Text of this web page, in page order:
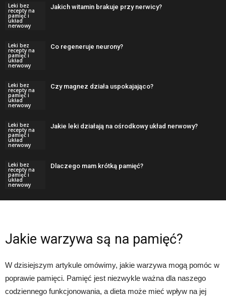
Leki bez
recepty na
pamięć i
układ
nerwowy
Jakich witamin brakuje przy nerwicy?
Leki bez
recepty na
pamięć i
układ
nerwowy
Co regeneruje neurony?
Leki bez
recepty na
pamięć i
układ
nerwowy
Czy magnez działa uspokajająco?
Leki bez
recepty na
pamięć i
układ
nerwowy
Jakie leki działają na ośrodkowy układ nerwowy?
Leki bez
recepty na
pamięć i
układ
nerwowy
Dlaczego mam krótką pamięć?
Jakie warzywa są na pamięć?
W dzisiejszym artykule omówimy, jakie warzywa mogą pomóc w
poprawie pamięci. Pamięć jest niezwykle ważna dla naszego
codziennego funkcjonowania, a dieta może mieć wpływ na jej